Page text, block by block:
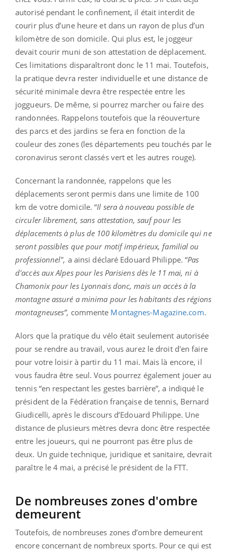
autorisé pendant le confinement, il était interdit de
courir plus d’une heure et dans un rayon de plus d’un
kilomètre de son domicile. Qui plus est, le joggeur
devait courir muni de son attestation de déplacement.
Ces limitations disparaîtront donc le 11 mai. Toutefois,
la pratique devra rester individuelle et une distance de
sécurité minimale devra être respectée entre les
joggueurs. De même, si pourrez marcher ou faire des
randonnées. Rappelons toutefois que la réouverture
des parcs et des jardins se fera en fonction de la
couleur des zones (les départements peu touchés par le
coronavirus seront classés vert et les autres rouge).
Concernant la randonnée, rappelons que les
déplacements seront permis dans une limite de 100
km de votre domicile. “Il sera à nouveau possible de
circuler librement, sans attestation, sauf pour les
déplacements à plus de 100 kilomètres du domicile qui ne
seront possibles que pour motif impérieux, familial ou
professionnel", a ainsi déclaré Edouard Philippe. “Pas
d'accès aux Alpes pour les Parisiens dès le 11 mai, ni à
Chamonix pour les Lyonnais donc, mais un accès à la
montagne assuré a minima pour les habitants des régions
montagneuses”, commente Montagnes-Magazine.com.
Alors que la pratique du vélo était seulement autorisée
pour se rendre au travail, vous aurez le droit d'en faire
pour votre loisir à partir du 11 mai. Mais là encore, il
vous faudra être seul. Vous pourrez également jouer au
tennis “en respectant les gestes barrière”, a indiqué le
président de la Fédération française de tennis, Bernard
Giudicelli, après le discours d’Edouard Philippe. Une
distance de plusieurs mètres devra donc être respectée
entre les joueurs, qui ne pourront pas être plus de
deux. Un guide technique, juridique et sanitaire, devrait
paraître le 4 mai, a précisé le président de la FTT.
De nombreuses zones d'ombre
demeurent
Toutefois, de nombreuses zones d’ombre demeurent
encore concernant de nombreux sports. Pour ce qui est